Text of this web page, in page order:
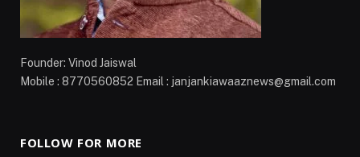
Founder: Vinod Jaiswal
Mobile : 8770560852 Email : janjankiawaaznews@gmail.com
FOLLOW FOR MORE